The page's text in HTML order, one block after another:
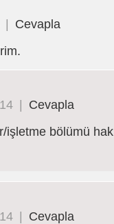
| Cevapla
| Cevapla
işletme bölümü
| Cevapla